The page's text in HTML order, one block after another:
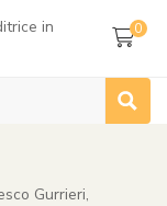
0
Gurrieri,